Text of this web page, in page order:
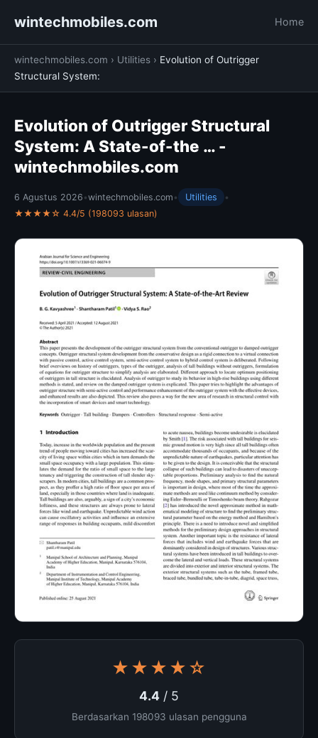
wintechmobiles.com Home
wintechmobiles.com › Utilities › Evolution of Outrigger
Structural System:
Evolution of Outrigger Structural
System: A State-of-the … -
wintechmobiles.com
6 Agustus 2026 •wintechmobiles.com • Utilities
•
★★★★☆ 4.4/5 (198093 ulasan)
★★★★☆
4.4 / 5
Berdasarkan 198093 ulasan pengguna